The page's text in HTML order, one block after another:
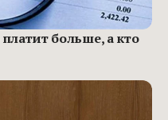
больше, а кто